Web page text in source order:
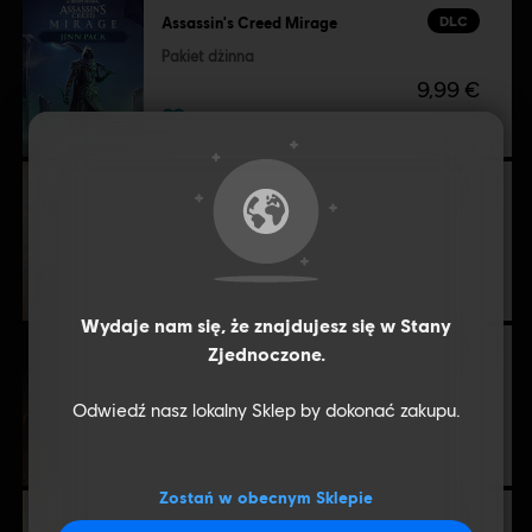
US and/or other countries. DLC
Assassin's Creed Mirage
Pakiet dżinna
9,99 €
Assassin's Creed Mirage
Pakiet map
Assassin's Creed Mirage
4,99 €
Assassin's Creed Mirage
Wydaje nam się, że znajdujesz się w Stany
Zjednoczone.
Odwiedź nasz lokalny Sklep by dokonać zakupu.
Zostań w obecnym Sklepie